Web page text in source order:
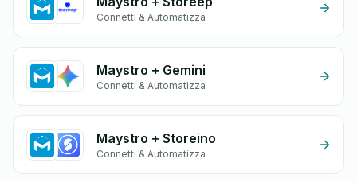
Connetti & Automatizza
Maystro + Gemini
Connetti & Automatizza
Maystro + Storeino
Connetti & Automatizza